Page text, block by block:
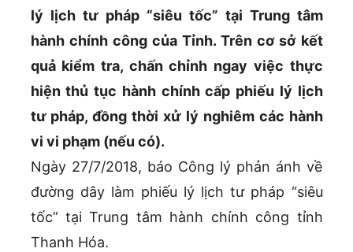
lý lịch tư pháp “siêu tốc” tại Trung tâm
hành chính công của Tỉnh. Trên cơ sở kết
quả kiểm tra, chấn chỉnh ngay việc thực
hiện thủ tục hành chính cấp phiếu lý lịch
tư pháp, đồng thời xử lý nghiêm các hành
vi vi phạm (nếu có).
Ngày 27/7/2018, báo Công lý phản ánh về
đường dây làm phiếu lý lịch tư pháp “siêu
tốc” tại Trung tâm hành chính công tỉnh
Thanh Hóa.